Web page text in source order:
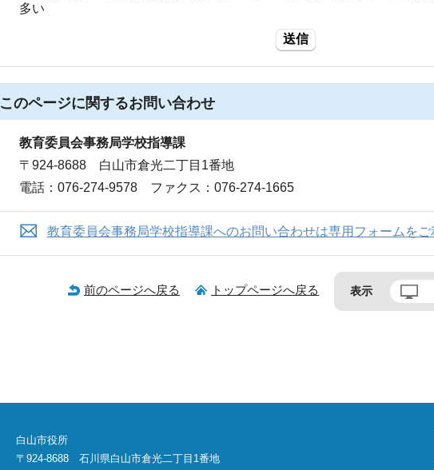
多い
送信
このページに関するお問い合わせ
教育委員会事務局学校指導課
〒924-8688 白山市倉光二丁目1番地
電話：076-274-9578 ファクス：076-274-1665
教育委員会事務局学校指導課へのお問い合わせは専用フォームをご
前のページへ戻る トップページへ戻る 表示
白山市役所
〒924-8688 石川県白山市倉光二丁目1番地